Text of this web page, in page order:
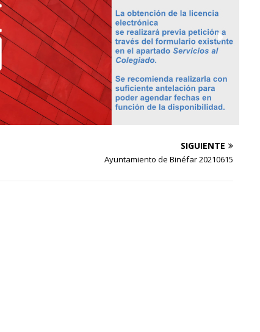
SIGUIENTE
Ayuntamiento de Binéfar 20210615